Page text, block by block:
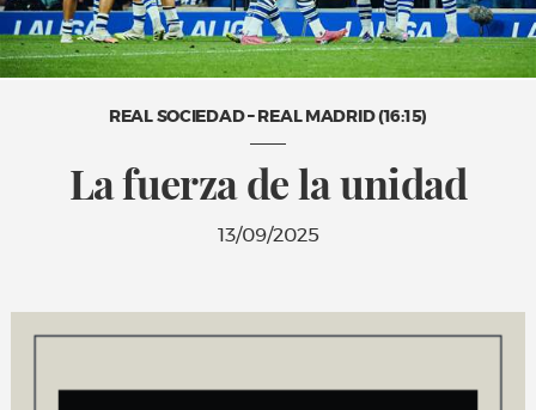
REAL SOCIEDAD – REAL MADRID (16:15)
La fuerza de la unidad
13/09/2025